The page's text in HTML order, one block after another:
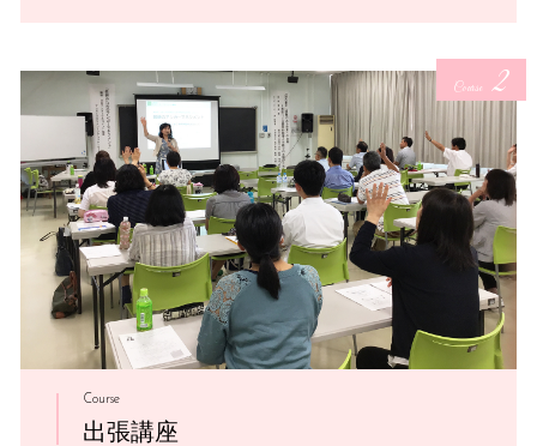
Course 2
Course
出張講座